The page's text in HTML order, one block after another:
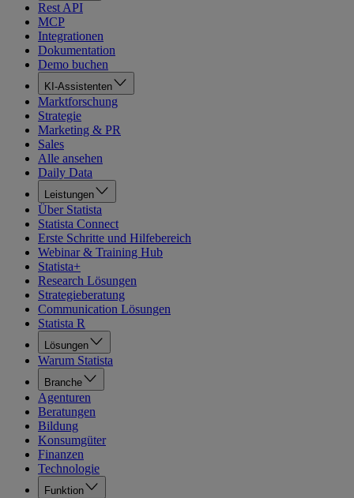
Rest API
MCP
Integrationen
Dokumentation
Demo buchen
KI-Assistenten
Marktforschung
Strategie
Marketing & PR
Sales
Alle ansehen
Daily Data
Leistungen
Über Statista
Statista Connect
Erste Schritte und Hilfebereich
Webinar & Training Hub
Statista+
Research Lösungen
Strategieberatung
Communication Lösungen
Statista R
Lösungen
Warum Statista
Branche
Agenturen
Beratungen
Bildung
Konsumgüter
Finanzen
Technologie
Funktion